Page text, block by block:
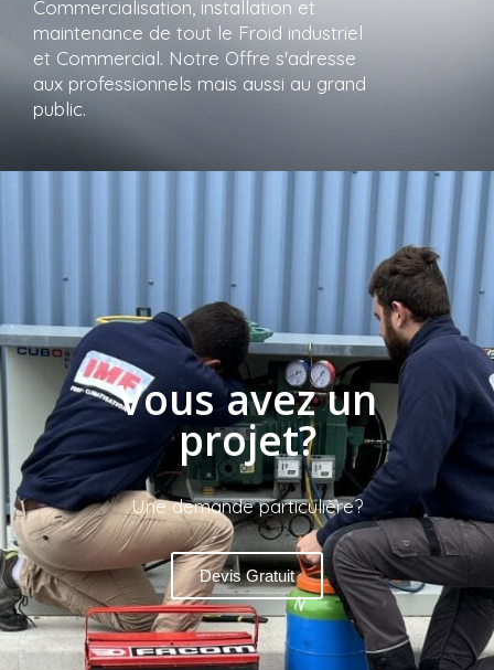
Commercialisation, installation et
maintenance de tout le Froid industriel
et Commercial. Notre Offre s'adresse
aux professionnels mais aussi au grand
public.
Vous avez un
projet?
Une demande particulière?
Devis Gratuit